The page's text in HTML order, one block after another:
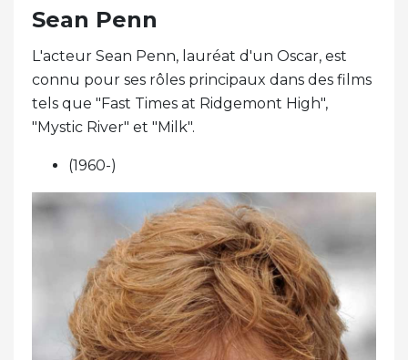
Sean Penn
L'acteur Sean Penn, lauréat d'un Oscar, est
connu pour ses rôles principaux dans des films
tels que "Fast Times at Ridgemont High",
"Mystic River" et "Milk".
(1960-)